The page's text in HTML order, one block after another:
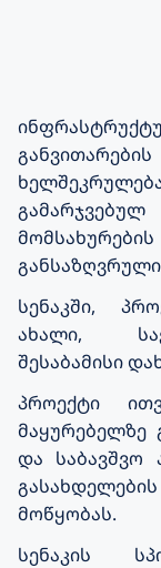
სენაკში,
ახალი,
შესაბამისი
პროექტი
და საბავშვო
მოწყობას.
სენაკის